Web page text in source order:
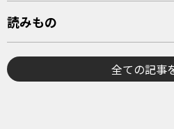
読みもの
全ての記事